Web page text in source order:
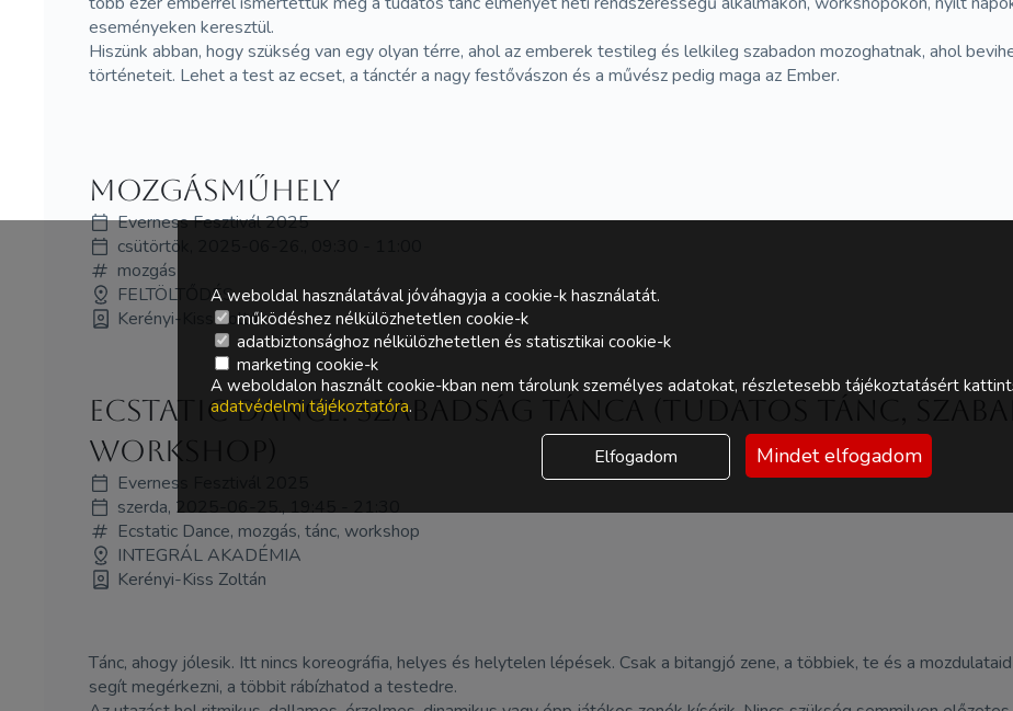
eseményeken keresztül.
Hiszünk abban, hogy szükség van egy olyan térre, ahol az emberek testileg és lelkileg szabadon mozoghatnak, ahol
történeteit. Lehet a test az ecset, a tánctér a nagy festővászon és a művész pedig maga az Ember.
Mozgásműhely
Everness Fesztivál 2025
csütörtök, 2025-06-26., 09:30 - 11:00
mozgás
FELTÖLTŐDÉS
Kerényi-Kiss Zoltán
Ecstatic Dance: Szabadság tánca (Tudatos tánc,
workshop)
Everness Fesztivál 2025
szerda, 2025-06-25., 19:45 - 21:30
Ecstatic Dance, mozgás, tánc, workshop
INTEGRÁL AKADÉMIA
Kerényi-Kiss Zoltán
Tánc, ahogy jólesik. Itt nincs koreográfia, helyes és helytelen lépések. Csak a bitangjó zene, a többiek, te és a
segít megérkezni, a többit rábízhatod a testedre.
A weboldal használatával jóváhagyja a cookie-k használatát.
működéshez nélkülözhetetlen cookie-k
adatbiztonsághoz nélkülözhetetlen és statisztikai cookie-k
marketing cookie-k
A weboldalon használt cookie-kban nem tárolunk személyes adatokat, részletesebb tájékoztatásért
adatvédelmi tájékoztatóra.
Elfogadom Mindet elfogadom